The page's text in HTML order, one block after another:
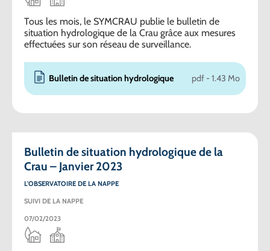
Tous les mois, le SYMCRAU publie le bulletin de
situation hydrologique de la Crau grâce aux mesures
effectuées sur son réseau de surveillance.
Bulletin de situation hydrologique pdf - 1.43 Mo
Bulletin de situation hydrologique de la
Crau – Janvier 2023
L'OBSERVATOIRE DE LA NAPPE
SUIVI DE LA NAPPE
07/02/2023